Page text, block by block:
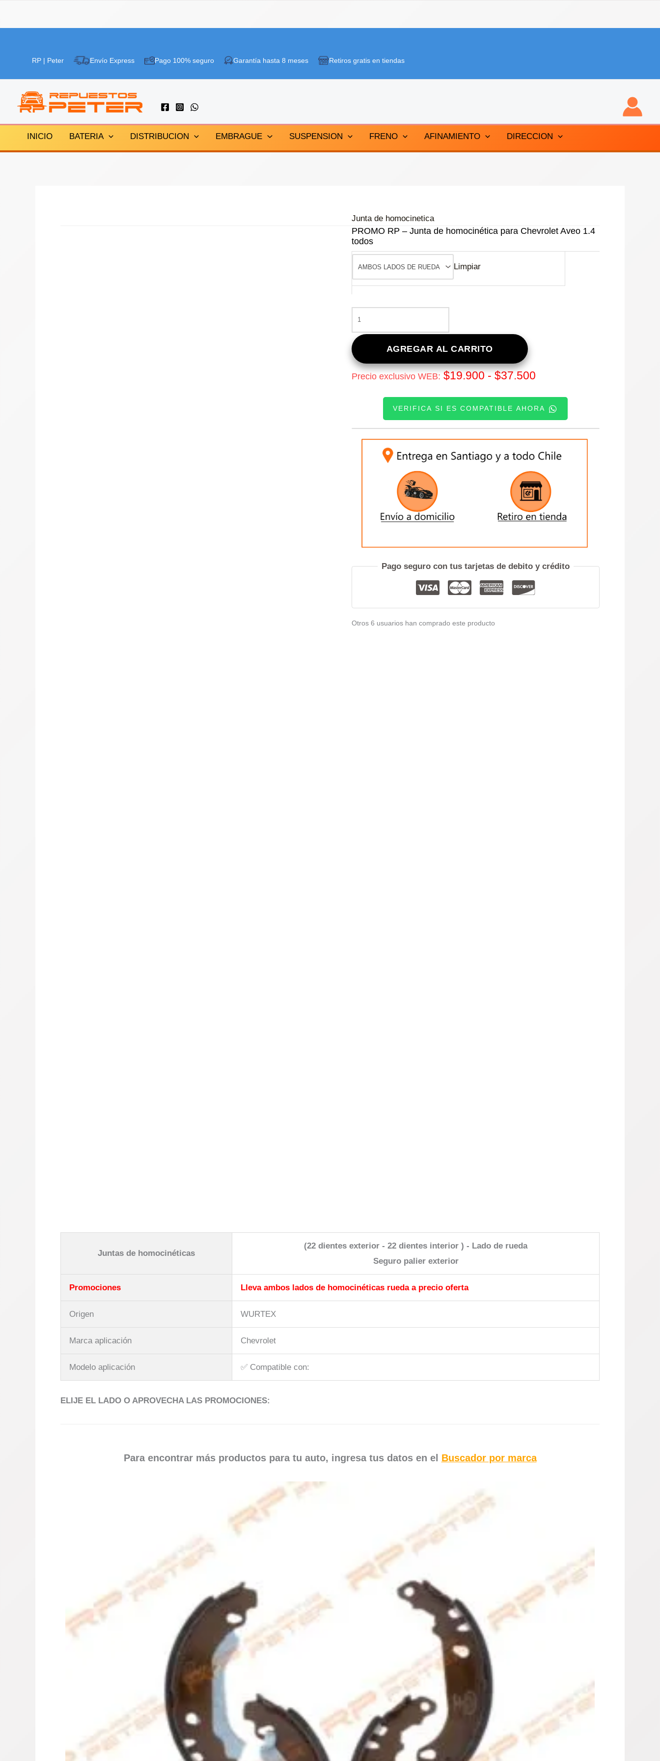
contenido
RP | Peter Envío Express Pago 100% seguro Garantía hasta 8 meses Retiros gratis en tiendas
INICIO BATERIA DISTRIBUCION EMBRAGUE SUSPENSION FRENO AFINAMIENTO DIRECCION
Junta de homocinetica
PROMO RP – Junta de homocinética para Chevrolet Aveo 1.4
todos
Limpiar
RP
-
JUNTA
DE
HOMOCINÉTICA
PARA
CANTIDAD
AGREGAR AL CARRITO
Precio exclusivo WEB: $19.900 - $37.500Rango
de
precios:
desde
$19.900
hasta
$37.500
VERIFICA SI ES COMPATIBLE AHORA
Pago seguro con tus tarjetas de debito y crédito
Otros 6 usuarios han comprado este producto
Juntas de homocinéticas
(22 dientes exterior - 22 dientes interior ) - Lado de rueda
Seguro palier exterior
Promociones Lleva ambos lados de homocinéticas rueda a precio oferta
Origen WURTEX
Marca aplicación Chevrolet
Modelo aplicación ✅​ Compatible con:
ELIJE EL LADO O APROVECHA LAS PROMOCIONES:
Para encontrar más productos para tu auto, ingresa tus datos en el Buscador por marca